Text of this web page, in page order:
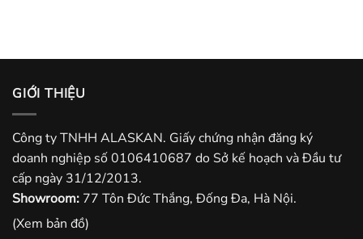
GIỚI THIỆU
Công ty TNHH ALASKAN. Giấy chứng nhận đăng ký
doanh nghiệp số 0106410687 do Sở kế hoạch và Đầu tư
cấp ngày 31/12/2013.
Showroom: 77 Tôn Đức Thắng, Đống Đa, Hà Nội.
(Xem bản đồ)